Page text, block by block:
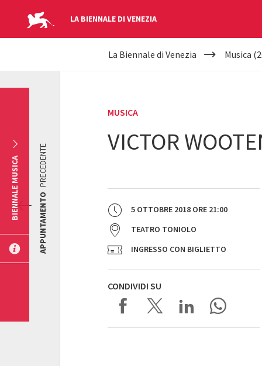
LA BIENNALE DI VENEZIA
YOUR
La Biennale di Venezia Musica
MUSICA
VICTOR
5 OTTOBRE 2018 ORE 21:00
TEATRO TONIOLO
INGRESSO CON BIGLIETTO
CONDIVIDI SU
APPUNTAMENTO
PRECEDENTE
BIENNALE MUSICA